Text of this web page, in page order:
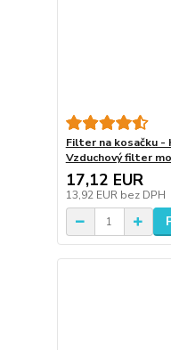
Filter na kosačku -
Vzduchový filter
17,12 EUR
13,92 EUR bez DPH